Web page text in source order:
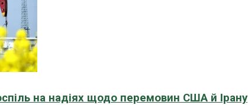
на надіях щодо перемовин США й Ірану